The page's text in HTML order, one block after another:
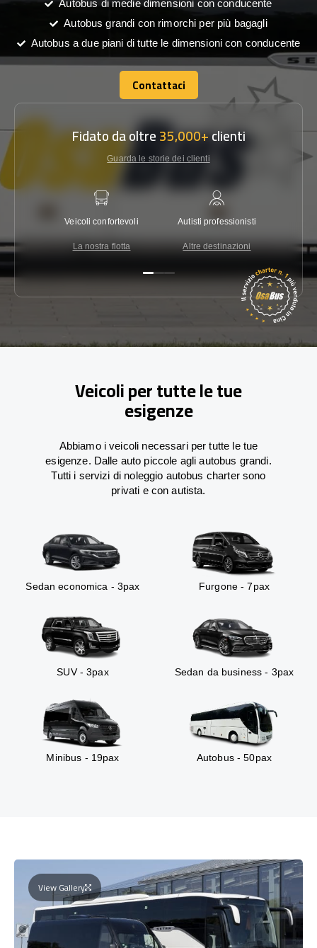
Autobus di medie dimensioni con conducente
Autobus grandi con rimorchi per più bagagli
Autobus a due piani di tutte le dimensioni con conducente
Contattaci
Contattaci
Fidato da oltre35,000+clienti
Guarda le storie dei clienti
Veicoli confortevoli
La nostra flotta
Autisti professionisti
Altre destinazioni
Veicoli per tutte le tue
esigenze
Abbiamo i veicoli necessari per tutte le tue
esigenze. Dalle auto piccole agli autobus grandi.
Tutti i servizi di noleggio autobus charter sono
privati e con autista.
Sedan economica - 3pax Furgone - 7pax
SUV - 3pax Sedan da business - 3pax
Minibus - 19pax Autobus - 50pax
View Gallery